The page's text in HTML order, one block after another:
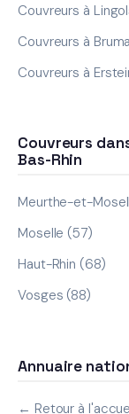
Couvreurs à
Couvreurs à
Couvreurs à
Couvreurs
Bas-Rhin
Meurthe-et-
Moselle (57)
Haut-Rhin (68)
Vosges (88)
Annuaire
← Retour à